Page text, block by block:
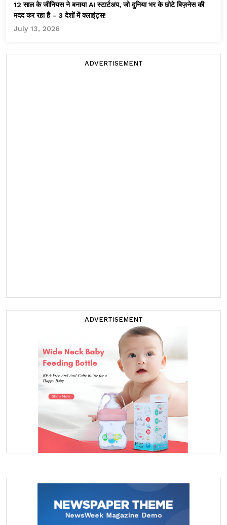
12 साल के जीनियस ने बनाया AI स्टार्टअप, जो दुनिया भर के छोटे बिज़नेस की
मदद कर रहा है – 3 देशों में क्लाइंट्स!
July 13, 2026
ADVERTISEMENT
ADVERTISEMENT